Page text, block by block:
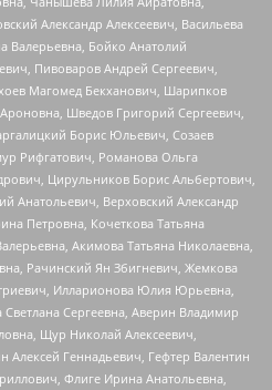
Александр Алексеевич, Васильева
Валерьевна, Бойко Анатолий
Пивоваров Андрей Сергеевич,
Магомед Бекханович, Шарипков
Шведов Григорий Сергеевич,
Борис Юльевич, Созаев
Рифгатович, Романова Ольга
Цирульников Борис Альбертович,
Анатольевич, Верховский Александр
Петровна, Кочеткова Татьяна
Акимова Татьяна Николаевна,
Рачинский Ян Збигневич, Жемкова
Илларионова Юлия Юрьевна,
Сергеевна, Аверин Владимир
Щур Николай Алексеевич,
Геннадьевич, Гефтер Валентин
Флиге Ирина Анатольевна,